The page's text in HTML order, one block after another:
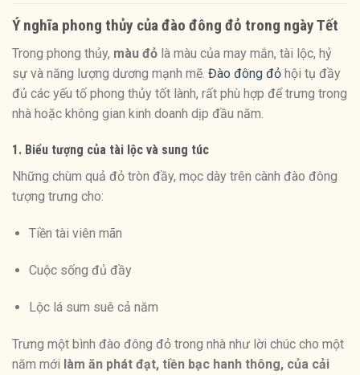
Ý nghĩa phong thủy của đào đông đỏ trong ngày Tết
Trong phong thủy, màu đỏ là màu của may mắn, tài lộc, hỷ
sự và năng lượng dương mạnh mẽ. Đào đông đỏ hội tụ đầy
đủ các yếu tố phong thủy tốt lành, rất phù hợp để trưng trong
nhà hoặc không gian kinh doanh dịp đầu năm.
1. Biểu tượng của tài lộc và sung túc
Những chùm quả đỏ tròn đầy, mọc dày trên cành đào đông
tượng trưng cho:
Tiền tài viên mãn
Cuộc sống đủ đầy
Lộc lá sum suê cả năm
Trưng một bình đào đông đỏ trong nhà như lời chúc cho một
năm mới làm ăn phát đạt, tiền bạc hanh thông, của cải